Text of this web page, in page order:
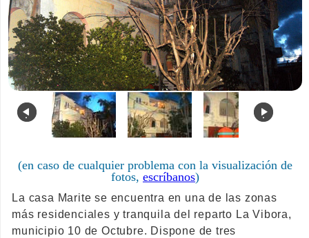
. .
(en caso de cualquier problema con la visualización de
fotos, escríbanos)
La casa Marite se encuentra en una de las zonas
más residenciales y tranquila del reparto La Vibora,
municipio 10 de Octubre. Dispone de tres